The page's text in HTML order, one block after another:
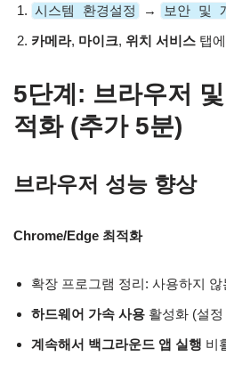
시스템 환경설정 → 보안 및
카메라, 마이크, 위치 서비스 탭
5단계: 브라우저
적화 (추가 5분)
브라우저 성능 향상
Chrome/Edge 최적화
확장 프로그램 정리: 사용하지 않
하드웨어 가속 사용 활성화 (설
계속해서 백그라운드 앱 실행 비